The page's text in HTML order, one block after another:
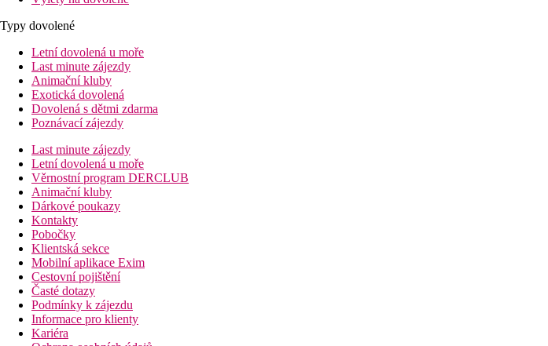
Typy dovolené
Letní dovolená u moře
Last minute zájezdy
Animační kluby
Exotická dovolená
Dovolená s dětmi zdarma
Poznávací zájezdy
Last minute zájezdy
Letní dovolená u moře
Věrnostní program DERCLUB
Animační kluby
Dárkové poukazy
Kontakty
Pobočky
Klientská sekce
Mobilní aplikace Exim
Cestovní pojištění
Časté dotazy
Podmínky k zájezdu
Informace pro klienty
Kariéra